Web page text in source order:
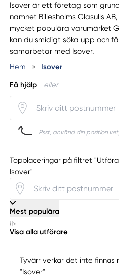
Isover är ett företag som
namnet Billesholms Glasulls
mycket populära varumärket
kan du smidigt söka upp och
samarbetar med Isover.
Hem
» Isover
Få hjälp eller
Psst, använd din position
Topplaceringar på filtret
Isover"
Mest populära
Visa alla utförare
Tyvärr verkar det inte
"Isover"